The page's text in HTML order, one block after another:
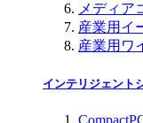
メディア
産業用イ
産業用ワ
インテリジェント